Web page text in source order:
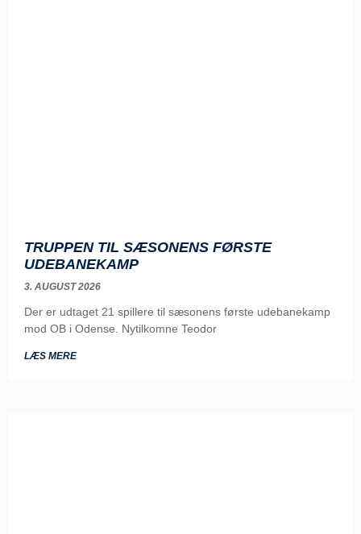
TRUPPEN TIL SÆSONENS FØRSTE
UDEBANEKAMP
3. AUGUST 2026
Der er udtaget 21 spillere til sæsonens første udebanekamp
mod OB i Odense. Nytilkomne Teodor
LÆS MERE